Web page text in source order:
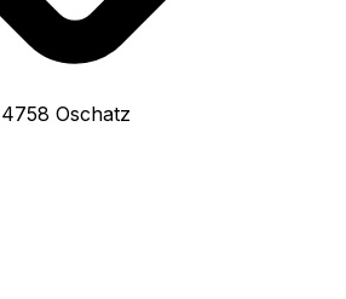
4758 Oschatz